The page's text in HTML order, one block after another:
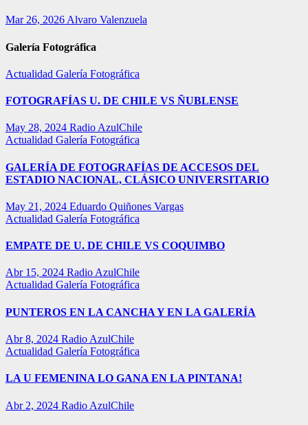
Mar 26, 2026 Alvaro Valenzuela
Galería Fotográfica
Actualidad Galería Fotográfica
FOTOGRAFÍAS U. DE CHILE VS ÑUBLENSE
May 28, 2024 Radio AzulChile
Actualidad Galería Fotográfica
GALERÍA DE FOTOGRAFÍAS DE ACCESOS DEL
ESTADIO NACIONAL, CLÁSICO UNIVERSITARIO
May 21, 2024 Eduardo Quiñones Vargas
Actualidad Galería Fotográfica
EMPATE DE U. DE CHILE VS COQUIMBO
Abr 15, 2024 Radio AzulChile
Actualidad Galería Fotográfica
PUNTEROS EN LA CANCHA Y EN LA GALERÍA
Abr 8, 2024 Radio AzulChile
Actualidad Galería Fotográfica
LA U FEMENINA LO GANA EN LA PINTANA!
Abr 2, 2024 Radio AzulChile